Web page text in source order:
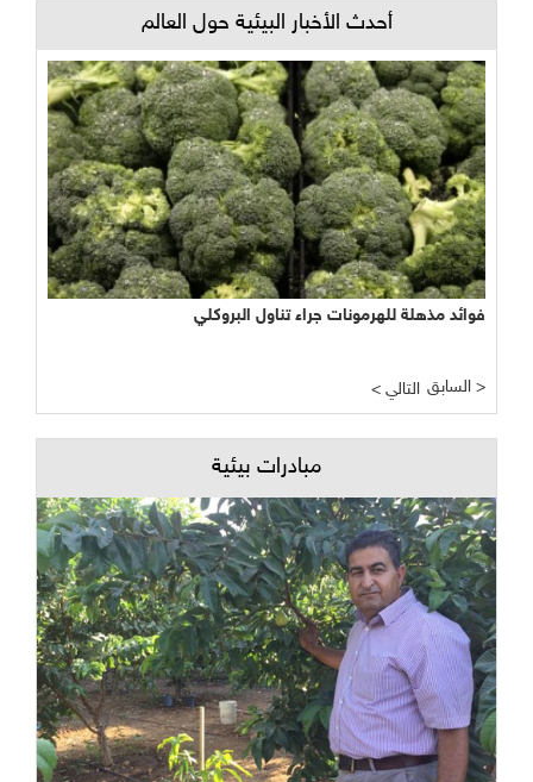
أحدث الأخبار البيئية حول العالم
فوائد مذهلة للهرمونات جراء تناول البروكلي
< التالي السابق >
مبادرات بيئية